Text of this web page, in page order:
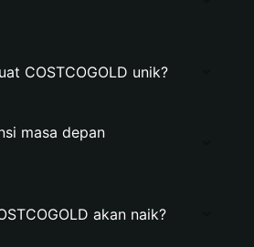
COSTCOGOLD unik?
masa depan
akan naik?